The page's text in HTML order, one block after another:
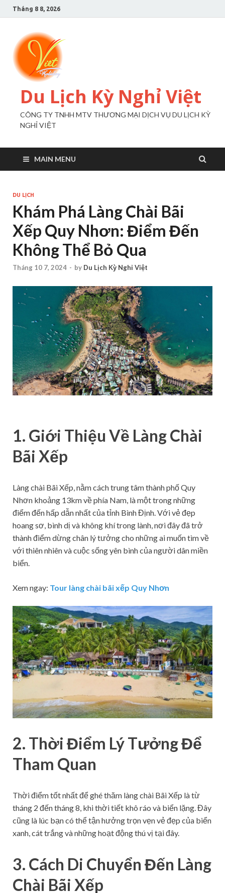
Tháng 8 8, 2026
Du Lịch Kỳ Nghỉ Việt
CÔNG TY TNHH MTV THƯƠNG MẠI DỊCH VỤ DU LỊCH KỲ
NGHỈ VIỆT
MAIN MENU
DU LỊCH
Khám Phá Làng Chài Bãi
Xếp Quy Nhơn: Điểm Đến
Không Thể Bỏ Qua
Tháng 10 7, 2024 - by Du Lịch Kỳ Nghỉ Việt
1. Giới Thiệu Về Làng Chài
Bãi Xếp
Làng chài Bãi Xếp, nằm cách trung tâm thành phố Quy
Nhơn khoảng 13km về phía Nam, là một trong những
điểm đến hấp dẫn nhất của tỉnh Bình Định. Với vẻ đẹp
hoang sơ, bình dị và không khí trong lành, nơi đây đã trở
thành điểm dừng chân lý tưởng cho những ai muốn tìm về
với thiên nhiên và cuộc sống yên bình của người dân miền
biển.
Xem ngay: Tour làng chài bãi xếp Quy Nhơn
2. Thời Điểm Lý Tưởng Để
Tham Quan
Thời điểm tốt nhất để ghé thăm làng chài Bãi Xếp là từ
tháng 2 đến tháng 8, khi thời tiết khô ráo và biển lặng. Đây
cũng là lúc bạn có thể tận hưởng trọn vẹn vẻ đẹp của biển
xanh, cát trắng và những hoạt động thú vị tại đây.
3. Cách Di Chuyển Đến Làng
Chài Bãi Xếp